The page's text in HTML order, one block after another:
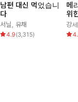
남편 대신 먹었습니
다
서닐, 유채
4.9(3,315)
메
위
강